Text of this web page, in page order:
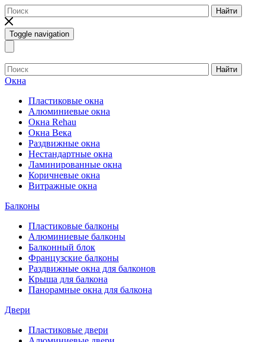
Найти
Toggle navigation
Найти
Окна
Пластиковые окна
Алюминиевые окна
Окна Rehau
Окна Века
Раздвижные окна
Нестандартные окна
Ламинированные окна
Коричневые окна
Витражные окна
Балконы
Пластиковые балконы
Алюминиевые балконы
Балконный блок
Французские балконы
Раздвижные окна для балконов
Крыша для балкона
Панорамные окна для балкона
Двери
Пластиковые двери